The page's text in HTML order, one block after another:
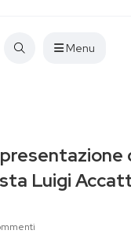
Menu
Luigi